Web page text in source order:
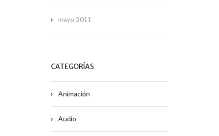
mayo 2011
CATEGORÍAS
Animación
Audio